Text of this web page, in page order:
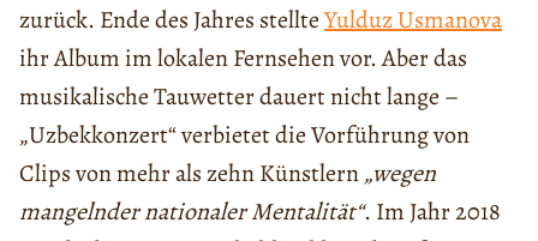
zurück. Ende des Jahres stellteYulduz Usmanova
ihr Album im lokalen Fernsehen vor. Aber das
musikalische Tauwetter dauert nicht lange –
„Uzbekkonzert“ verbietet die Vorführung von
Clips von mehr als zehn Künstlern„wegen
mangelnder nationaler Mentalität“. Im Jahr 2018